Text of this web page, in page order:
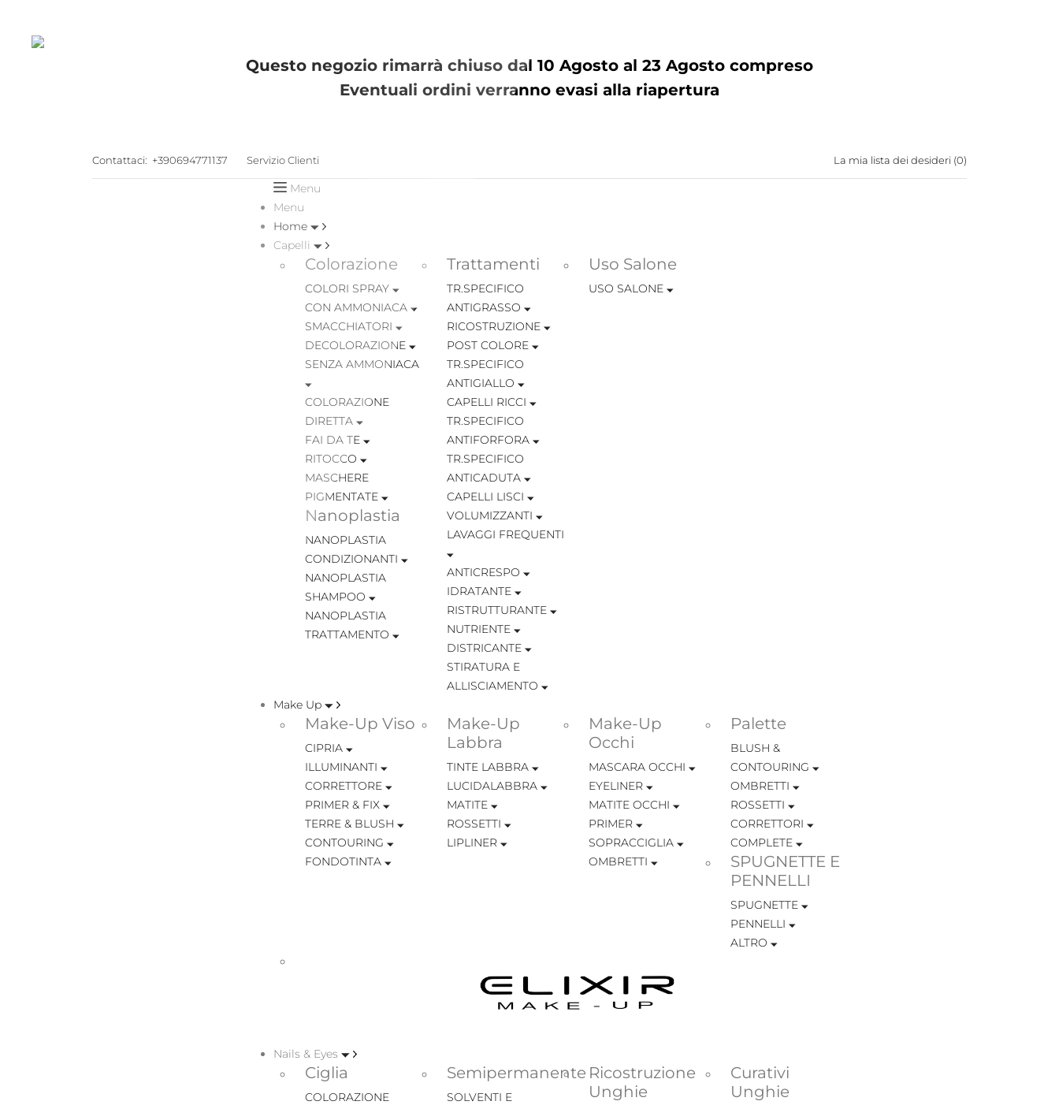
Questo negozio rimarrà chiuso dal 10 Agosto al 23 Agosto compreso
Eventuali ordini verranno evasi alla riapertura
Contattaci: +390694771137 Servizio Clienti La mia lista dei desideri (0)
Menu
Menu
Home
Capelli
Colorazione
COLORI SPRAY
CON AMMONIACA
SMACCHIATORI
DECOLORAZIONE
SENZA AMMONIACA
COLORAZIONE
DIRETTA
FAI DA TE
RITOCCO
MASCHERE
PIGMENTATE
Nanoplastia
NANOPLASTIA
CONDIZIONANTI
NANOPLASTIA
SHAMPOO
NANOPLASTIA
TRATTAMENTO
Trattamenti
TR.SPECIFICO
ANTIGRASSO
RICOSTRUZIONE
POST COLORE
TR.SPECIFICO
ANTIGIALLO
CAPELLI RICCI
TR.SPECIFICO
ANTIFORFORA
TR.SPECIFICO
ANTICADUTA
CAPELLI LISCI
VOLUMIZZANTI
LAVAGGI FREQUENTI
ANTICRESPO
IDRATANTE
RISTRUTTURANTE
NUTRIENTE
DISTRICANTE
STIRATURA E
ALLISCIAMENTO
Uso Salone
USO SALONE
Make Up
Make-Up Viso
CIPRIA
ILLUMINANTI
CORRETTORE
PRIMER & FIX
TERRE & BLUSH
CONTOURING
FONDOTINTA
Make-Up
Labbra
TINTE LABBRA
LUCIDALABBRA
MATITE
ROSSETTI
LIPLINER
Make-Up
Occhi
MASCARA OCCHI
EYELINER
MATITE OCCHI
PRIMER
SOPRACCIGLIA
OMBRETTI
Palette
BLUSH &
CONTOURING
OMBRETTI
ROSSETTI
CORRETTORI
COMPLETE
SPUGNETTE E
PENNELLI
SPUGNETTE
PENNELLI
ALTRO
Nails & Eyes
Ciglia
COLORAZIONE
Semipermanente
SOLVENTI E
Ricostruzione
Unghie
Curativi
Unghie